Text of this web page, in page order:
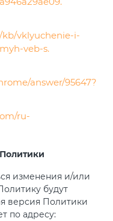
vklyuchenie-i-
veb-s.
answer/95647?
ru-
изменения и/или
будут
версия Политики
по адресу: